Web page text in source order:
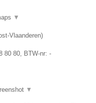
▼
Vlaanderen)
80 80, BTW-nr: -
▼